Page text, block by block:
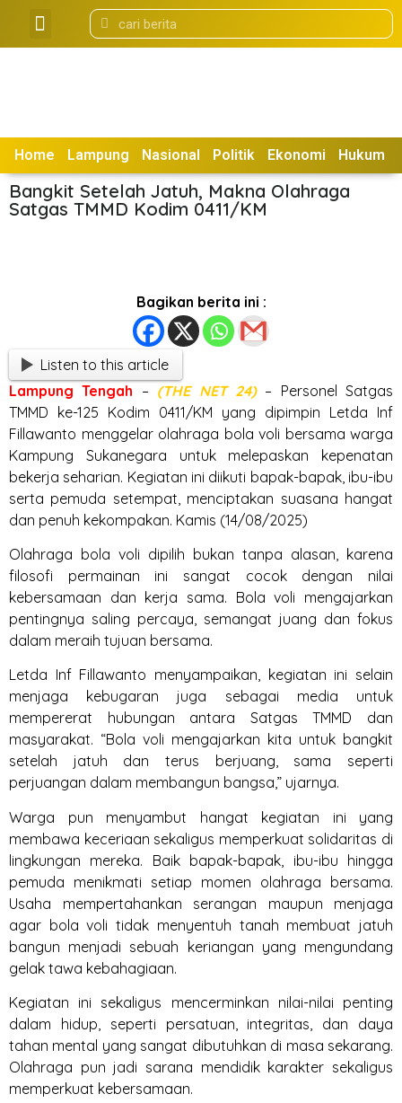
Home Lampung Nasional Politik Ekonomi Hukum
Bangkit Setelah Jatuh, Makna Olahraga
Satgas TMMD Kodim 0411/KM
Bagikan berita ini :
Listen to this article
Lampung Tengah – (THE NET 24)– Personel Satgas
TMMD ke-125 Kodim 0411/KM yang dipimpin Letda Inf
Fillawanto menggelar olahraga bola voli bersama warga
Kampung Sukanegara untuk melepaskan kepenatan
bekerja seharian. Kegiatan ini diikuti bapak-bapak, ibu-ibu
serta pemuda setempat, menciptakan suasana hangat
dan penuh kekompakan. Kamis (14/08/2025)
Olahraga bola voli dipilih bukan tanpa alasan, karena
filosofi permainan ini sangat cocok dengan nilai
kebersamaan dan kerja sama. Bola voli mengajarkan
pentingnya saling percaya, semangat juang dan fokus
dalam meraih tujuan bersama.
Letda Inf Fillawanto menyampaikan, kegiatan ini selain
menjaga kebugaran juga sebagai media untuk
mempererat hubungan antara Satgas TMMD dan
masyarakat. “Bola voli mengajarkan kita untuk bangkit
setelah jatuh dan terus berjuang, sama seperti
perjuangan dalam membangun bangsa,” ujarnya.
Warga pun menyambut hangat kegiatan ini yang
membawa keceriaan sekaligus memperkuat solidaritas di
lingkungan mereka. Baik bapak-bapak, ibu-ibu hingga
pemuda menikmati setiap momen olahraga bersama.
Usaha mempertahankan serangan maupun menjaga
agar bola voli tidak menyentuh tanah membuat jatuh
bangun menjadi sebuah keriangan yang mengundang
gelak tawa kebahagiaan.
Kegiatan ini sekaligus mencerminkan nilai-nilai penting
dalam hidup, seperti persatuan, integritas, dan daya
tahan mental yang sangat dibutuhkan di masa sekarang.
Olahraga pun jadi sarana mendidik karakter sekaligus
memperkuat kebersamaan.